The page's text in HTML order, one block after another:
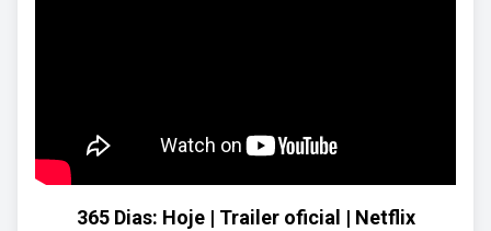
365 Dias: Hoje | Trailer oficial | Netflix